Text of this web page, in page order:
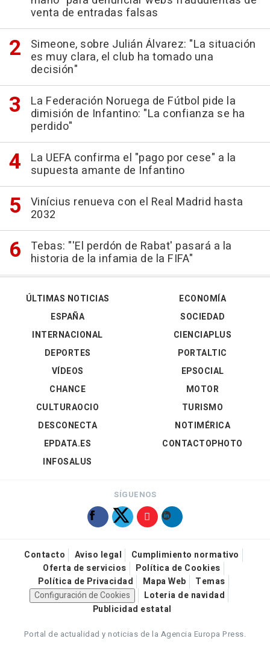
venta de entradas falsas
Simeone, sobre Julián Álvarez: "La situación
es muy clara, el club ha tomado una
decisión"
La Federación Noruega de Fútbol pide la
dimisión de Infantino: "La confianza se ha
perdido"
La UEFA confirma el "pago por cese" a la
supuesta amante de Infantino
Vinícius renueva con el Real Madrid hasta
2032
Tebas: "'El perdón de Rabat' pasará a la
historia de la infamia de la FIFA"
ÚLTIMAS NOTICIAS
ESPAÑA
INTERNACIONAL
DEPORTES
VÍDEOS
ECONOMÍA
SOCIEDAD
CIENCIAPLUS
PORTALTIC
EPSOCIAL
CHANCE
CULTURAOCIO
DESCONECTA
EPDATA.ES
INFOSALUS
MOTOR
TURISMO
NOTIMÉRICA
CONTACTOPHOTO
SÍGUENOS
Contacto Aviso legal
Cumplimiento normativo
Oferta de servicios
Política de Cookies
Política de Privacidad
Mapa Web
Temas
Configuración de Cookies
Loteria de navidad
Publicidad estatal
Portal de actualidad y noticias de la Agencia Europa Press.